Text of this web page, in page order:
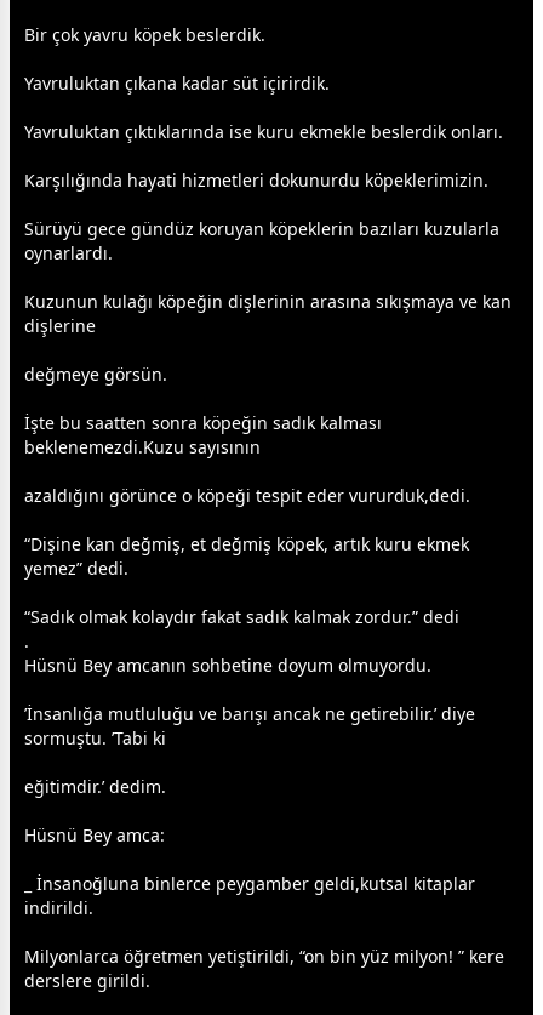
Bir çok yavru köpek beslerdik.
Yavruluktan çıkana kadar süt içirirdik.
Yavruluktan çıktıklarında ise kuru ekmekle beslerdik onları.
Karşılığında hayati hizmetleri dokunurdu köpeklerimizin.
Sürüyü gece gündüz koruyan köpeklerin bazıları kuzularla
oynarlardı.
Kuzunun kulağı köpeğin dişlerinin arasına sıkışmaya ve kan
dişlerine
değmeye görsün.
İşte bu saatten sonra köpeğin sadık kalması
beklenemezdi.Kuzu sayısının
azaldığını görünce o köpeği tespit eder vururduk,dedi.
“Dişine kan değmiş, et değmiş köpek, artık kuru ekmek
yemez” dedi.
“Sadık olmak kolaydır fakat sadık kalmak zordur.” dedi
.
Hüsnü Bey amcanın sohbetine doyum olmuyordu.
’İnsanlığa mutluluğu ve barışı ancak ne getirebilir.’ diye
sormuştu. ’Tabi ki
eğitimdir.’ dedim.
Hüsnü Bey amca:
_ İnsanoğluna binlerce peygamber geldi,kutsal kitaplar
indirildi.
Milyonlarca öğretmen yetiştirildi, “on bin yüz milyon! ” kere
derslere girildi.